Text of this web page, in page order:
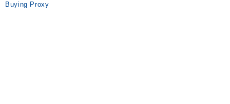
Buying Proxy